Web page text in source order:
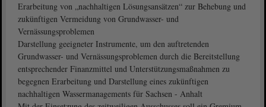
Erarbeitung von „nachhaltigen Lösungsansätzen“ zur Behebung und
zukünftigen Vermeidung von Grundwasser- und
Vernässungsproblemen
Darstellung geeigneter Instrumente, um den auftretenden
Grundwasser- und Vernässungsproblemen durch die Bereitstellung
entsprechender Finanzmittel und Unterstützungsmaßnahmen zu
begegnen Erarbeitung und Darstellung eines zukünftigen
nachhaltigen Wassermanagements für Sachsen - Anhalt